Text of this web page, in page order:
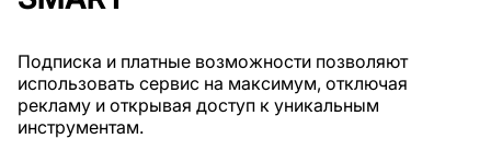
Подписка и платные возможности позволяют
использовать сервис на максимум, отключая
рекламу и открывая доступ к уникальным
инструментам.